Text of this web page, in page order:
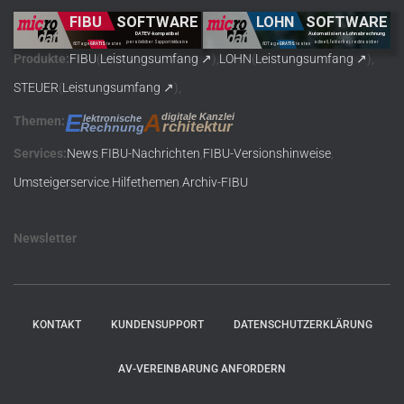
Produkte:FIBU(Leistungsumfang ),LOHN(Leistungsumfang
),
STEUER(Leistungsumfang ),
Themen: lektronische
Rechnung
E digitale Kanzlei
rchitektur
A
Services:News,FIBU-Nachrichten,FIBU-Versionshinweise,
Umsteigerservice,Hilfethemen,Archiv-FIBU
Newsletter
KONTAKT KUNDENSUPPORT DATENSCHUTZERKLÄRUNG
AV-VEREINBARUNG ANFORDERN